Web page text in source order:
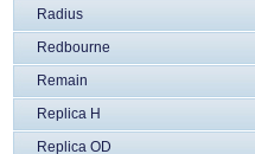
Radius
Redbourne
Remain
Replica H
Replica OD